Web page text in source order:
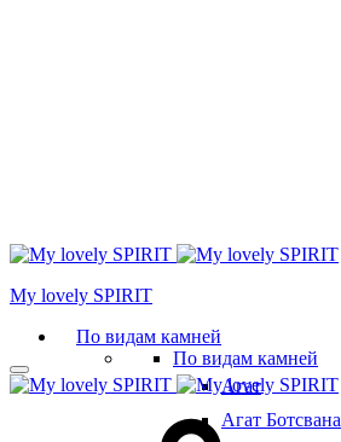
Мy lovely SPIRIT
По видам камней
По видам камней
Агат
Агат Ботсвана